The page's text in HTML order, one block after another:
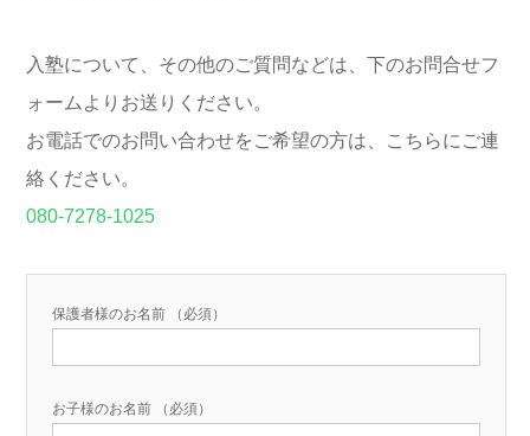
入塾について、その他のご質問などは、下のお問合せフ
ォームよりお送りください。
お電話でのお問い合わせをご希望の方は、こちらにご連
絡ください。
080-7278-1025
保護者様のお名前 （必須）
お子様のお名前 （必須）